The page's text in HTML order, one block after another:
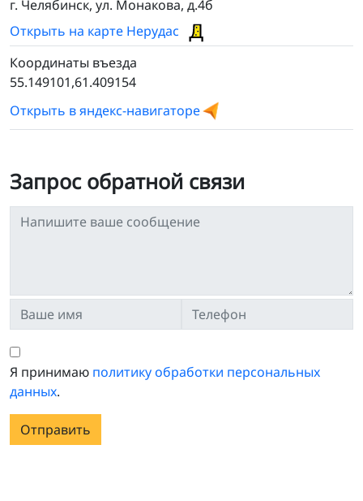
г. Челябинск, ул. Монакова, д.4б
Открыть на карте Нерудас
Координаты въезда
55.149101,61.409154
Открыть в яндекс-навигаторе
Запрос обратной связи
Я принимаю политику обработки персональных
данных.
Отправить